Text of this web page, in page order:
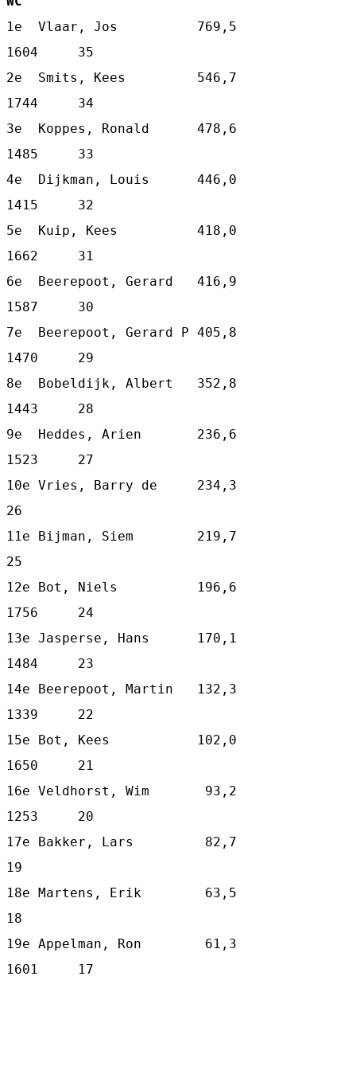
1e  Vlaar, Jos          769,5
1604     35
2e  Smits, Kees         546,7
1744     34
3e  Koppes, Ronald      478,6
1485     33
4e  Dijkman, Louis      446,0
1415     32
5e  Kuip, Kees          418,0
1662     31
6e  Beerepoot, Gerard   416,9
1587     30
7e  Beerepoot, Gerard P 405,8
1470     29
8e  Bobeldijk, Albert   352,8
1443     28
9e  Heddes, Arien       236,6
1523     27
10e Vries, Barry de     234,3
26
11e Bijman, Siem        219,7
25
12e Bot, Niels          196,6
1756     24
13e Jasperse, Hans      170,1
1484     23
14e Beerepoot, Martin   132,3
1339     22
15e Bot, Kees           102,0
1650     21
16e Veldhorst, Wim       93,2
1253     20
17e Bakker, Lars         82,7
19
18e Martens, Erik        63,5
18
19e Appelman, Ron        61,3
1601     17